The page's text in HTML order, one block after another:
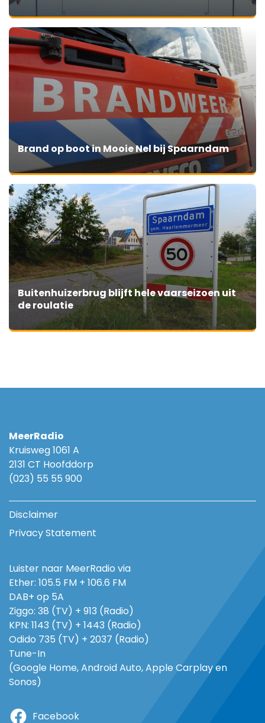
Brand op boot in Mooie Nel bij Spaarndam
Buitenhuizerbrug blijft hele vaarseizoen uit
de roulatie
MeerRadio
Kruisweg 1061 A
2131 CT Hoofddorp
(023) 55 55 900
Disclaimer
Privacy Statement
Luister naar MeerRadio via
Ether: 105.5 FM + 106.6 FM
DAB+ op 5A
Ziggo: 38 (TV) + 913 (Radio)
KPN: 1143 (TV) + 1443 (Radio)
Odido 735 (TV) + 2037 (Radio)
Tune-In
(Google Home, Android Auto, Apple Carplay en
Sonos)
Facebook